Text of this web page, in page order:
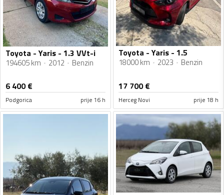
Toyota - Yaris - 1.3 VVt-i
194605 km 2012 Benzin
6 400€
Podgorica prije 16 h
Toyota - Yaris - 1.5
18000 km 2023 Benzin
17 700€
Herceg Novi prije 18 h